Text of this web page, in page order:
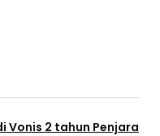
Vonis 2 tahun Penjara